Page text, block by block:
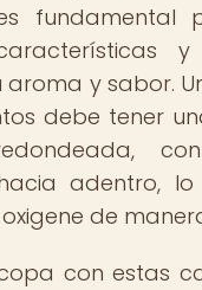
fundamental
aroma y sabor.
debe tener
adentro,
oxigene de
con estas